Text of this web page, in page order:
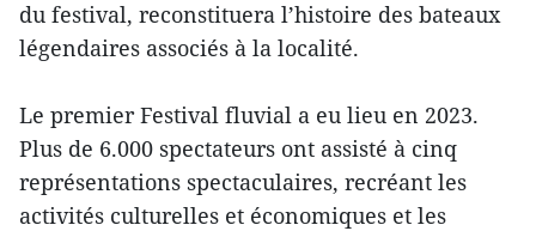
du festival, reconstituera l’histoire des bateaux
légendaires associés à la localité.
Le premier Festival fluvial a eu lieu en 2023.
Plus de 6.000 spectateurs ont assisté à cinq
représentations spectaculaires, recréant les
activités culturelles et économiques et les